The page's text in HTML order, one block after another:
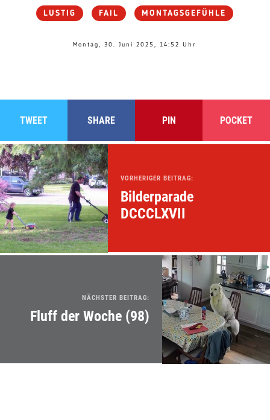
LUSTIG FAIL MONTAGSGEFÜHLE
Montag, 30. Juni 2025, 14:52 Uhr
TWEET SHARE PIN POCKET
VORHERIGER BEITRAG:
Bilderparade
DCCCLXVII
NÄCHSTER BEITRAG:
Fluff der Woche (98)